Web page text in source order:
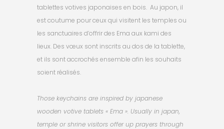
tablettes votives japonaises en bois. Au japon, il
est coutume pour ceux qui visitent les temples ou
les sanctuaires d’offrir des Ema aux kami des
lieux. Des vœux sont inscrits au dos de la tablette,
et ils sont accrochés ensemble afin les souhaits
soient réalisés.
Those keychains are inspired by japanese
wooden votive tablets « Ema ». Usually in japan,
temple or shrine visitors offer up prayers through